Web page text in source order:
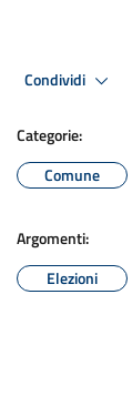
Condividi
Categorie:
Comune
Argomenti:
Elezioni